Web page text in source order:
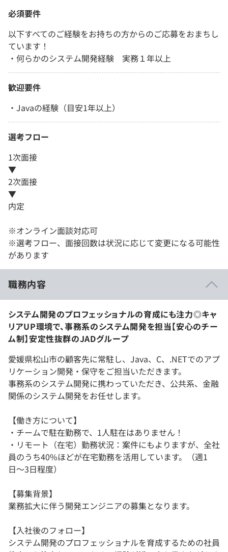
必須要件
以下すべてのご経験をお持ちの方からのご応募をおまちし
ています！
・何らかのシステム開発経験 実務１年以上
歓迎要件
・Javaの経験（目安1年以上）
選考フロー
1次面接
▼
2次面接
▼
内定
※オンライン面談対応可
※選考フロー、面接回数は状況に応じて変更になる可能性
があります
職務内容
システム開発のプロフェッショナルの育成にも注力◎キャ
リアUP環境で、事務系のシステム開発を担当【安心のチー
ム制】安定性抜群のJADグループ
愛媛県松山市の顧客先に常駐し、Java、C、.NETでのアプ
リケーション開発・保守をご担当いただきます。
事務系のシステム開発に携わっていただき、公共系、金融
関係のシステム開発をお任せします。
【働き方について】
・チームで駐在勤務で、1人駐在はありません！
・リモート（在宅）勤務状況：案件にもよりますが、全社
員のうち40%ほどが在宅勤務を活用しています。（週1
日〜3日程度）
【募集背景】
業務拡大に伴う開発エンジニアの募集となります。
【入社後のフォロー】
システム開発のプロフェッショナルを育成するための社員